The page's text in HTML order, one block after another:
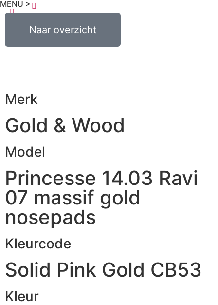
MENU >
Naar overzicht
0,00 0
Merk
Gold & Wood
Model
Princesse 14.03 Ravi
07 massif gold
nosepads
Kleurcode
Solid Pink Gold CB53
Kleur